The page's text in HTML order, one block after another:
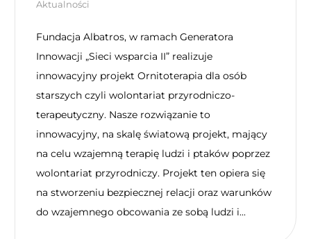
Aktualności
Fundacja Albatros, w ramach Generatora
Innowacji „Sieci wsparcia II” realizuje
innowacyjny projekt Ornitoterapia dla osób
starszych czyli wolontariat przyrodniczo-
terapeutyczny. Nasze rozwiązanie to
innowacyjny, na skalę światową projekt, mający
na celu wzajemną terapię ludzi i ptaków poprzez
wolontariat przyrodniczy. Projekt ten opiera się
na stworzeniu bezpiecznej relacji oraz warunków
do wzajemnego obcowania ze sobą ludzi i...